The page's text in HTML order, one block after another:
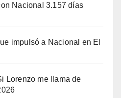
Nacional 3.157 días
impulsó a Nacional en El
Lorenzo me llama de